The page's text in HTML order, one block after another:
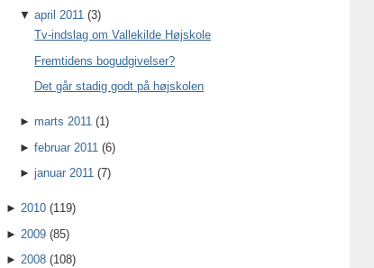
▼april 2011 (3)
Tv-indslag om Vallekilde Højskole
Fremtidens bogudgivelser?
Det går stadig godt på højskolen
►marts 2011 (1)
►februar 2011 (6)
►januar 2011 (7)
► 2010 (119)
► 2009 (85)
► 2008 (108)